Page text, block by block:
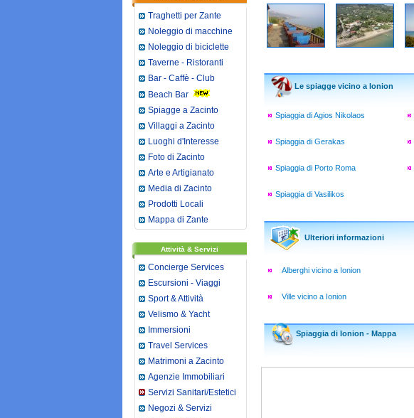
Traghetti per Zante
Noleggio di macchine
Noleggio di biciclette
Taverne - Ristoranti
Bar - Caffè - Club
Beach Bar
Spiagge a Zacinto
Villaggi a Zacinto
Luoghi d'Interesse
Foto di Zacinto
Arte e Artigianato
Media di Zacinto
Prodotti Locali
Mappa di Zante
Attività & Servizi
Concierge Services
Escursioni - Viaggi
Sport & Attività
Velismo & Yacht
Immersioni
Travel Services
Matrimoni a Zacinto
Agenzie Immobiliari
Servizi Sanitari/Estetici
Negozi & Servizi
Le spiagge vicino a Ionion
Spiaggia di Agios Nikolaos
Spiaggia di Gerakas
Spiaggia di Porto Roma
Spiaggia di Vasilikos
Ulteriori informazioni
Alberghi vicino a Ionion
Ville vicino a Ionion
Spiaggia di Ionion - Mappa